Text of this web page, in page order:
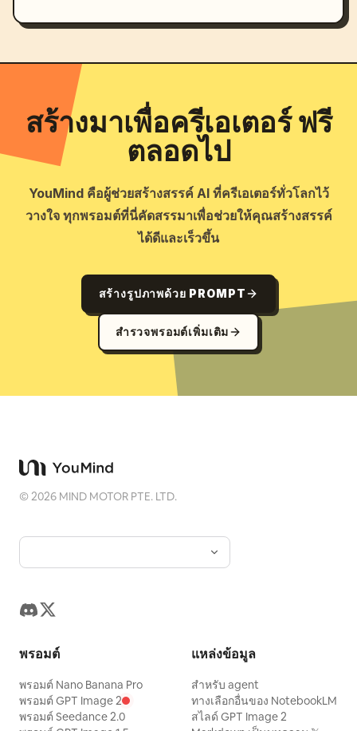
สร้างมาเพื่อครีเอเตอร์ ฟรี
ตลอดไป
YouMind คือผู้ช่วยสร้างสรรค์ AI ที่ครีเอเตอร์ทั่วโลกไว้
วางใจ ทุกพรอมต์ที่นี่คัดสรรมาเพื่อช่วยให้คุณสร้างสรรค์
ได้ดีและเร็วขึ้น
สร้างรูปภาพด้วย PROMPT
สำรวจพรอมต์เพิ่มเติม
©2026 MIND MOTOR PTE. LTD.
พรอมต์
พรอมต์ Nano Banana Pro
พรอมต์ GPT Image 2
พรอมต์ Seedance 2.0
แหล่งข้อมูล
สำหรับ agent
ทางเลือกอื่นของ NotebookLM
สไลด์ GPT Image 2